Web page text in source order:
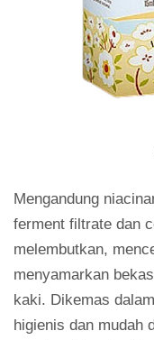
Mengandung
ferment filtrate dan
melembutkan,
menyamarkan
kaki. Dikemas
higienis dan mudah